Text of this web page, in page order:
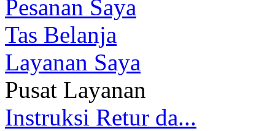
Pesanan Saya
Tas Belanja
Layanan Saya
Pusat Layanan
Instruksi Retur da...